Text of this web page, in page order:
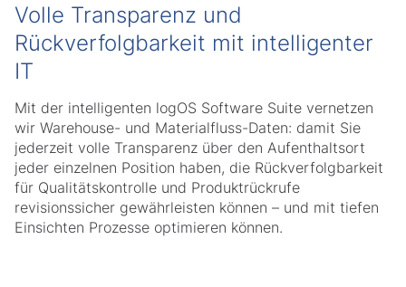
Volle Transparenz und
Rückverfolgbarkeit mit intelligenter
IT
Mit der intelligenten logOS Software Suite vernetzen
wir Warehouse- und Materialfluss-Daten: damit Sie
jederzeit volle Transparenz über den Aufenthaltsort
jeder einzelnen Position haben, die Rückverfolgbarkeit
für Qualitätskontrolle und Produktrückrufe
revisionssicher gewährleisten können – und mit tiefen
Einsichten Prozesse optimieren können.